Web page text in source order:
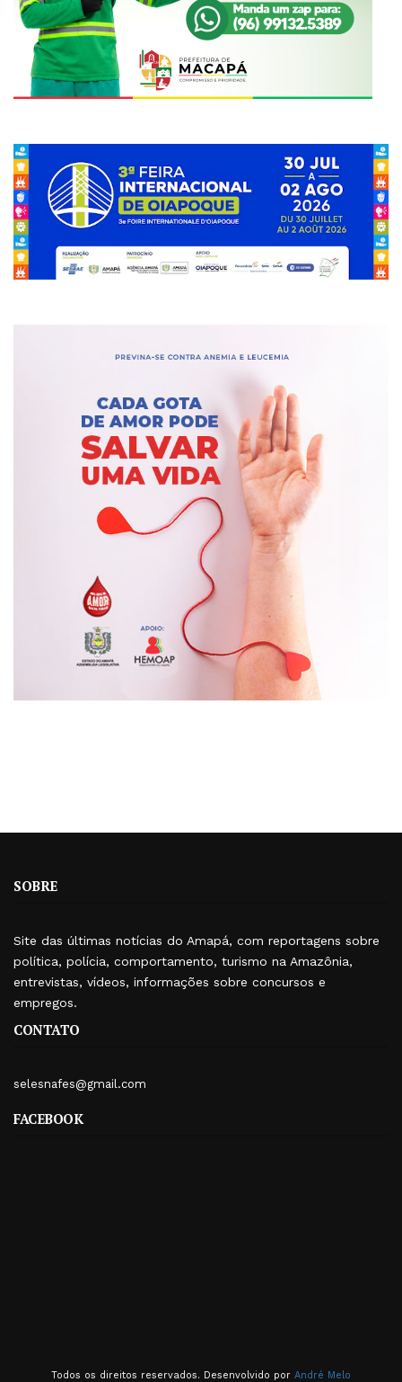
SOBRE
Site das últimas notícias do Amapá, com reportagens sobre
política, polícia, comportamento, turismo na Amazônia,
entrevistas, vídeos, informações sobre concursos e
empregos.
CONTATO
selesnafes@gmail.com
FACEBOOK
Todos os direitos reservados. Desenvolvido por André Melo